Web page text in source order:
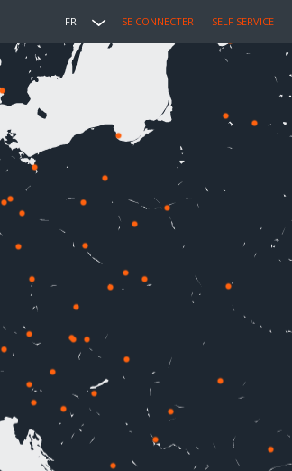
FR SE CONNECTER SELF SERVICE